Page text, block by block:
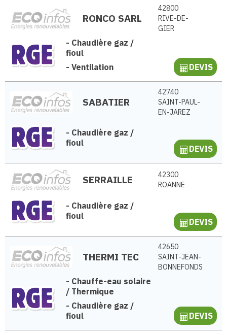
RONCO SARL
42800
RIVE-DE-
GIER
- Chaudière gaz /
fioul
- Ventilation DEVIS
SABATIER
42740
SAINT-PAUL-
EN-JAREZ
- Chaudière gaz /
fioul
DEVIS
SERRAILLE
42300
ROANNE
- Chaudière gaz /
fioul
DEVIS
THERMI TEC
42650
SAINT-JEAN-
BONNEFONDS
- Chauffe-eau solaire
/ Thermique
- Chaudière gaz /
fioul
DEVIS